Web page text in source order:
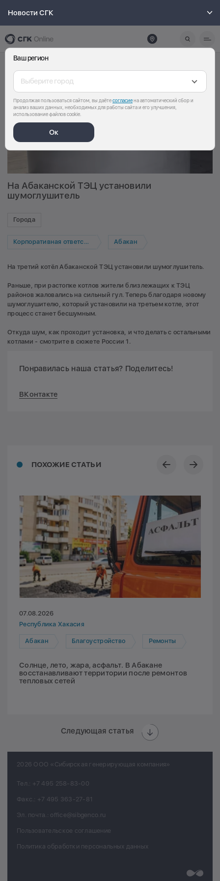
Новости СГК
Ваш регион
Выберите город
Продолжая пользоваться сайтом, вы даётесогласиена автоматический сбор и
анализ ваших данных, необходимых для работы сайта и его улучшения,
использование файлов cookie.
Ок
На Абаканской ТЭЦ установили
шумоглушитель
Города
Корпоративная ответственность Абакан
На третий котёл Абаканской ТЭЦ установили шумоглушитель.
Раньше, при растопке котлов жители близлежащих к ТЭЦ
районов жаловались на сильный гул. Теперь благодаря новому
шумоглушителю, который установили на третьем котле, этот
процесс станет бесшумным.
Откуда шум, как проходит установка, и что делать с остальными
котлами - смотрите в сюжете России 1.
Понравилась наша статья? Поделитесь!
ВКонтакте
ПОХОЖИЕ СТАТЬИ
07.08.2026
Республика Хакасия
Абакан Благоустройство Ремонты
Солнце, лето, жара, асфальт. В Абакане
восстанавливают территории после ремонтов
тепловых сетей
Следующая статья
2026 ООО «Сибирская генерирующая компания»
Тел.: +7 495 258-83-00
Факс.: +7 495 363-27-81
Эл. почта.: office@sibgenco.ru
Пользовательское соглашение
Политика обработки персональных данных